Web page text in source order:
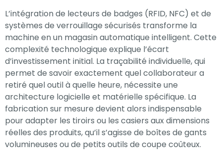
L’intégration de lecteurs de badges (RFID, NFC) et de
systèmes de verrouillage sécurisés transforme la
machine en un magasin automatique intelligent. Cette
complexité technologique explique l’écart
d’investissement initial. La traçabilité individuelle, qui
permet de savoir exactement quel collaborateur a
retiré quel outil à quelle heure, nécessite une
architecture logicielle et matérielle spécifique. La
fabrication sur mesure devient alors indispensable
pour adapter les tiroirs ou les casiers aux dimensions
réelles des produits, qu’il s’agisse de boîtes de gants
volumineuses ou de petits outils de coupe coûteux.